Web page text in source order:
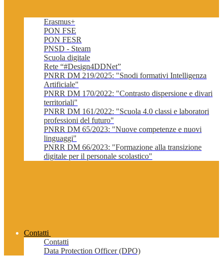
Erasmus+
PON FSE
PON FESR
PNSD - Steam
Scuola digitale
Rete “#Design4DDNet”
PNRR DM 219/2025: "Snodi formativi Intelligenza
Artificiale"
PNRR DM 170/2022: "Contrasto dispersione e divari
territoriali"
PNRR DM 161/2022: "Scuola 4.0 classi e laboratori
professioni del futuro"
PNRR DM 65/2023: "Nuove competenze e nuovi
linguaggi"
PNRR DM 66/2023: "Formazione alla transizione
digitale per il personale scolastico"
Contatti
Contatti
Data Protection Officer (DPO)